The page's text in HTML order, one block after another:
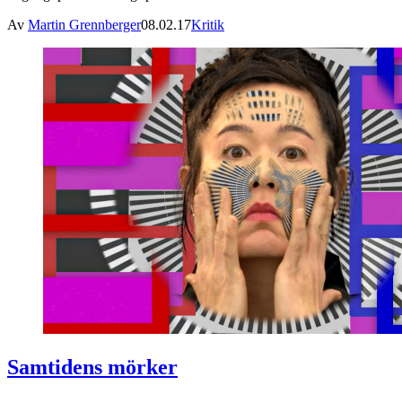
Av Martin Grennberger08.02.17Kritik
Samtidens mörker